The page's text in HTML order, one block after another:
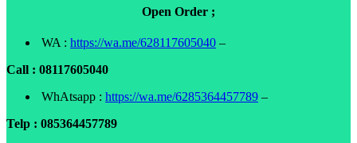
Open Order ;
WA : https://wa.me/628117605040 –
Call : 08117605040
WhAtsapp : https://wa.me/6285364457789 –
Telp : 085364457789